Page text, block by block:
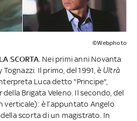
©Webphoto
SCORTA . Nei primi anni Novanta
Il primo, del 1991, è Ultrà
Luca detto "Principe",
Brigata Veleno. Il secondo, del
verticale): è l’appuntato Angelo
scorta di un magistrato. In